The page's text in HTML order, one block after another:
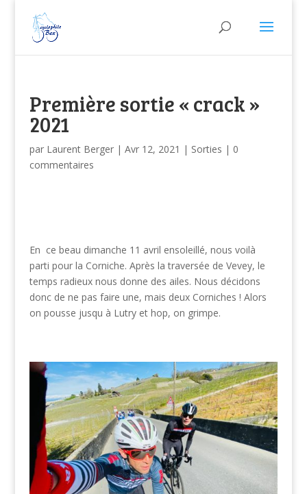
Première sortie « crack »
2021
par Laurent Berger| Avr 12, 2021 | Sorties | 0
commentaires
En ce beau dimanche 11 avril ensoleillé, nous voilà
parti pour la Corniche. Après la traversée de Vevey, le
temps radieux nous donne des ailes. Nous décidons
donc de ne pas faire une, mais deux Corniches ! Alors
on pousse jusqu à Lutry et hop, on grimpe.